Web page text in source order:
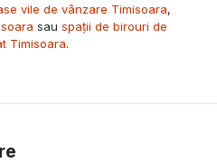
vile de vânzare Timisoara,
sau spații de birouri de
Timisoara.